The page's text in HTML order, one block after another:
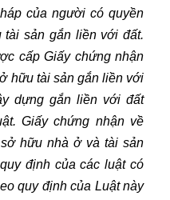
của người có quyền
sản gắn liền với đất.
cấp Giấy chứng nhận
hữu tài sản gắn liền với
dựng gắn liền với đất
Giấy chứng nhận về
hữu nhà ở và tài sản
định của các luật có
quy định của Luật này